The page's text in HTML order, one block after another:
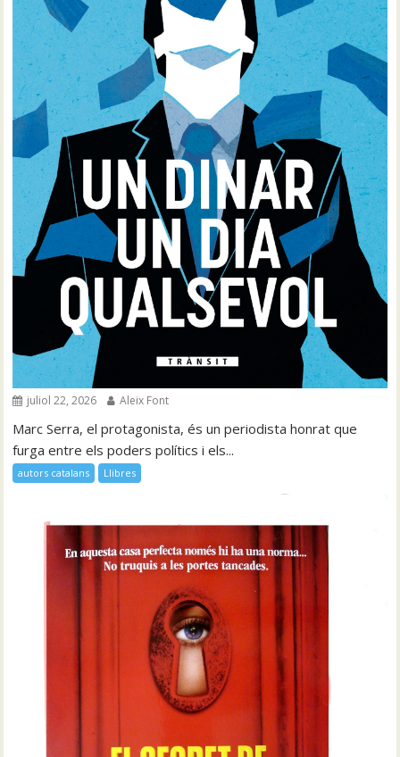
juliol 22, 2026 Aleix Font
Marc Serra, el protagonista, és un periodista honrat que
furga entre els poders polítics i els...
autors catalans Llibres